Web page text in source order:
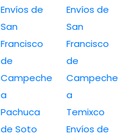
Envíos de
San
Francisco
de
Campeche
a
Pachuca
de Soto
Envíos de
San
Francisco
de
Campeche
a
Temixco
Envíos de